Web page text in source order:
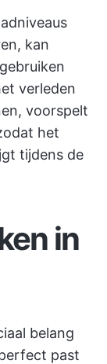
kan
verleden
voorspelt
het
tijdens de
in
belang
past